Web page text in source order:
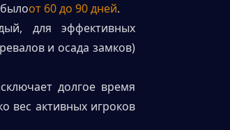
от 60 до 90 дней.
для эффективных
и осада замков)
долгое время
вес активных игроков